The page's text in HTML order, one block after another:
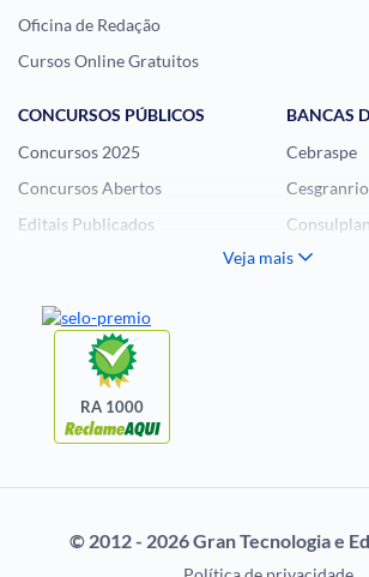
Oficina de Redação
Cursos Online Gratuitos
CONCURSOS PÚBLICOS
Concursos 2025
Concursos Abertos
Editais Publicados
Questões de Concurso
BANCAS
Cebraspe
Cesgranrio
Consulplan
FCC
CONCURSOS POR
EXAME
OAB
Prova OAB
Veja mais
RA 1000
© 2012 - 2026 Gran Tecnologia e